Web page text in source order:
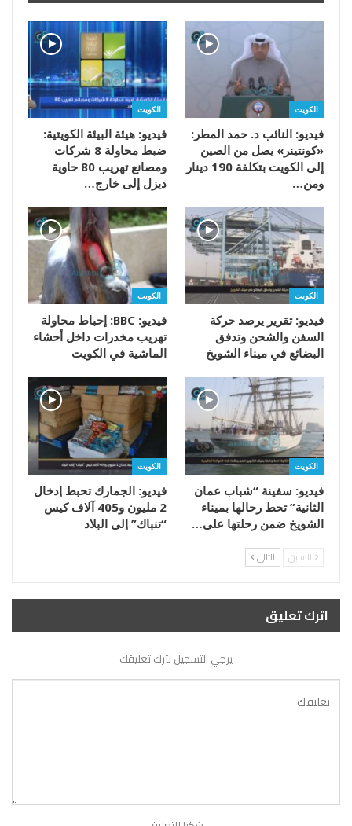
الكويت
فيديو: النائب د. حمد المطر:
«كونتينر» يصل من الصين
إلى الكويت بتكلفة 190 دينار
ومن…
الكويت
فيديو: هيئة البيئة الكويتية:
ضبط محاولة 8 شركات
ومصانع تهريب 80 حاوية
ديزل إلى خارج…
الكويت
فيديو: تقرير يرصد حركة
السفن والشحن وتدفق
البضائع في ميناء الشويخ
الكويت
فيديو: BBC: إحباط محاولة
تهريب مخدرات داخل أحشاء
الماشية في الكويت
الكويت
فيديو: سفينة “شباب عمان
الثانية” تحط رحالها بميناء
الشويخ ضمن رحلتها على…
الكويت
فيديو: الجمارك تحبط إدخال
2 مليون و405 آلاف كيس
“تنباك” إلى البلاد
السابق التالي
اترك تعليق
يرجي التسجيل لترك تعليقك